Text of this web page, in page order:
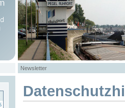
Newsletter